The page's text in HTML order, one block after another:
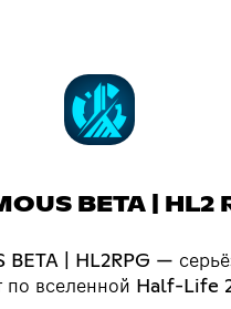
BETA | HL2
BETA | HL2RPG —
по вселенной Half-Life